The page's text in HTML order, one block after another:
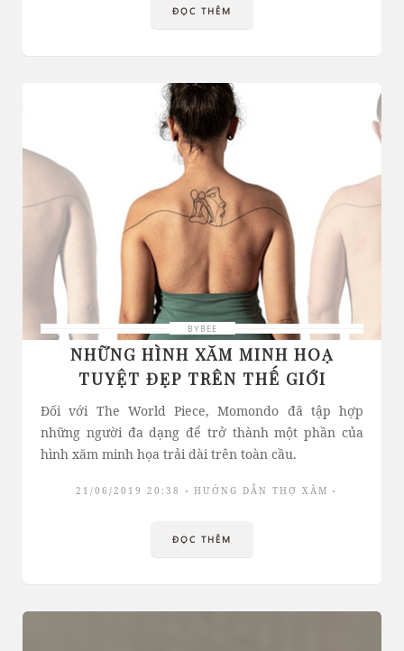
ĐỌC THÊM
BYBEE
NHỮNG HÌNH XĂM MINH HOẠ
TUYỆT ĐẸP TRÊN THẾ GIỚI
Đối với The World Piece, Momondo đã tập hợp
những người đa dạng để trở thành một phần của
hình xăm minh họa trải dài trên toàn cầu.
21/06/2019 20:38 HƯỚNG DẪN THỢ XĂM
ĐỌC THÊM